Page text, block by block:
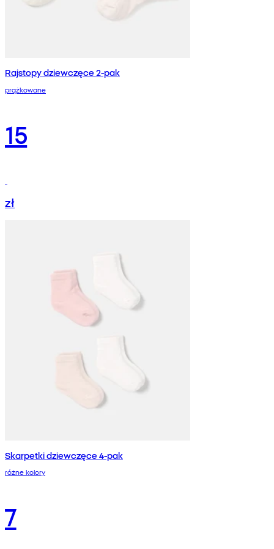
Rajstopy dziewczęce 2-pak
prążkowane
15
zł
Skarpetki dziewczęce 4-pak
różne kolory
7